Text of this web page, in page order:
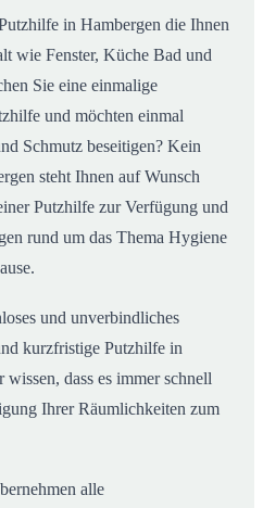
in Hambergen die Ihnen
wie Fenster, Küche Bad und
Sie eine einmalige
und möchten einmal
Schmutz beseitigen? Kein
steht Ihnen auf Wunsch
Putzhilfe zur Verfügung und
rund um das Thema Hygiene
und unverbindliches
kurzfristige Putzhilfe in
dass es immer schnell
Ihrer Räumlichkeiten zum
alle